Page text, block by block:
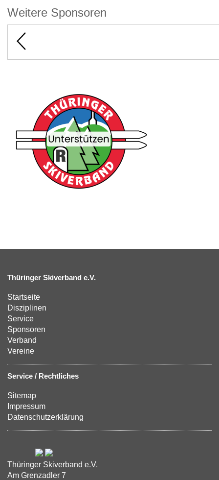
Weitere Sponsoren
Thüringer Skiverband e.V.
Startseite
Disziplinen
Service
Sponsoren
Verband
Vereine
Service / Rechtliches
Sitemap
Impressum
Datenschutzerklärung
Thüringer Skiverband e.V.
Am Grenzadler 7